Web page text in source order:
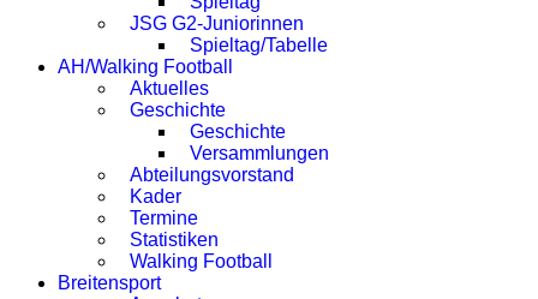
JSG G2-Juniorinnen
Spieltag/Tabelle
AH/Walking Football
Aktuelles
Geschichte
Geschichte
Versammlungen
Abteilungsvorstand
Kader
Termine
Statistiken
Walking Football
Breitensport